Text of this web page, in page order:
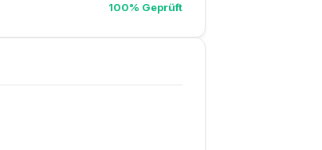
100% Geprüft